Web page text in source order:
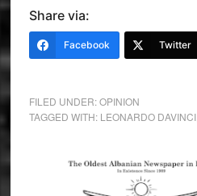
Share via:
Facebook Twitter
FILED UNDER:OPINION
TAGGED WITH: LEONARDO DAVINCI,